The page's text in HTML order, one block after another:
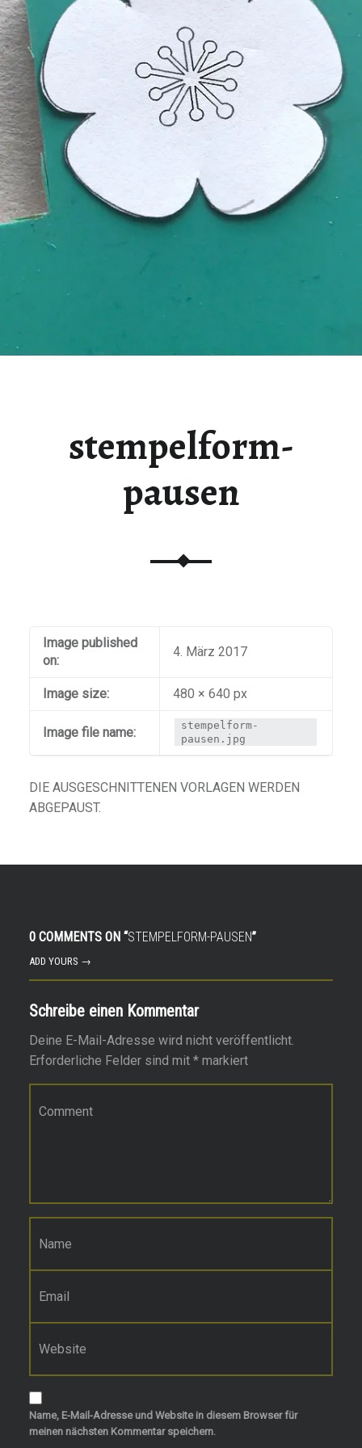
stempelform-
pausen
Image published
on:
4. März 2017
Image size: 480 × 640 px
Image file name:
stempelform-
pausen.jpg
DIE AUSGESCHNITTENEN VORLAGEN WERDEN
ABGEPAUST.
0 COMMENTS ON “STEMPELFORM-PAUSEN”
ADD YOURS →
Schreibe einen Kommentar
Deine E-Mail-Adresse wird nicht veröffentlicht.
Erforderliche Felder sind mit *markiert
Name
*
Website
Name, E-Mail-Adresse und Website in diesem Browser für
meinen nächsten Kommentar speichern.